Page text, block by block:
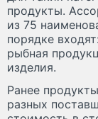
продукты.
из 75
порядке
рыбная
изделия.
Ранее
разных